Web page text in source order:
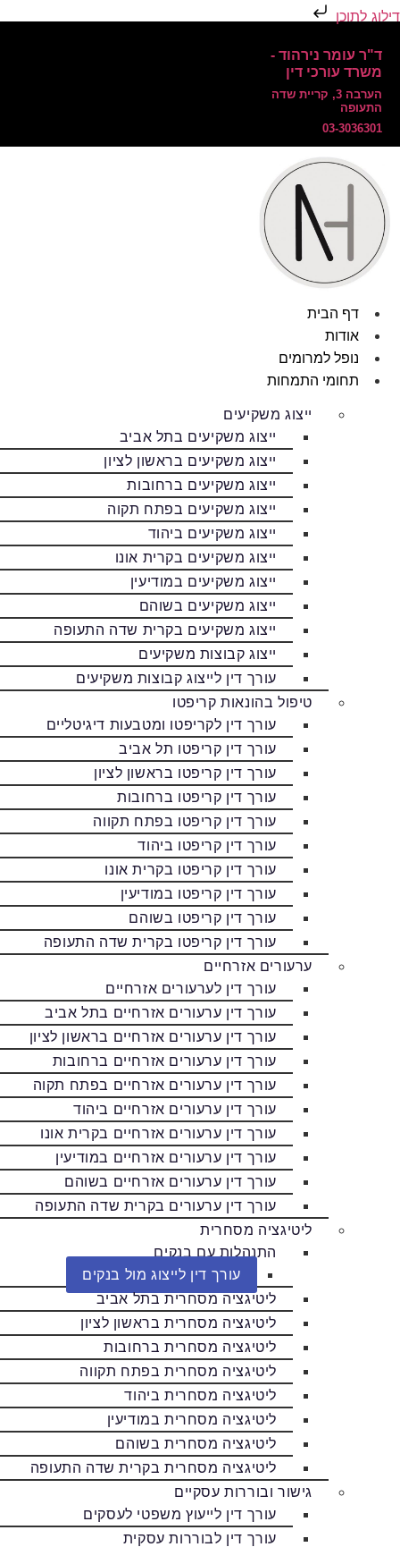
דילוג לתוכן
ד"ר עומר נירהוד -
משרד עורכי דין
הערבה 3, קריית שדה
התעופה
03-3036301
דף הבית
אודות
נופל למרומים
תחומי התמחות
ייצוג משקיעים
ייצוג משקיעים בתל אביב
ייצוג משקיעים בראשון לציון
ייצוג משקיעים ברחובות
ייצוג משקיעים בפתח תקוה
ייצוג משקיעים ביהוד
ייצוג משקיעים בקרית אונו
ייצוג משקיעים במודיעין
ייצוג משקיעים בשוהם
ייצוג משקיעים בקרית שדה התעופה
ייצוג קבוצות משקיעים
עורך דין לייצוג קבוצות משקיעים
טיפול בהונאות קריפטו
עורך דין לקריפטו ומטבעות דיגיטליים
עורך דין קריפטו תל אביב
עורך דין קריפטו בראשון לציון
עורך דין קריפטו ברחובות
עורך דין קריפטו בפתח תקווה
עורך דין קריפטו ביהוד
עורך דין קריפטו בקרית אונו
עורך דין קריפטו במודיעין
עורך דין קריפטו בשוהם
עורך דין קריפטו בקרית שדה התעופה
ערעורים אזרחיים
עורך דין לערעורים אזרחיים
עורך דין ערעורים אזרחיים בתל אביב
עורך דין ערעורים אזרחיים בראשון לציון
עורך דין ערעורים אזרחיים ברחובות
עורך דין ערעורים אזרחיים בפתח תקוה
עורך דין ערעורים אזרחיים ביהוד
עורך דין ערעורים אזרחיים בקרית אונו
עורך דין ערעורים אזרחיים במודיעין
עורך דין ערעורים אזרחיים בשוהם
עורך דין ערעורים בקרית שדה התעופה
ליטיגציה מסחרית
התנהלות עם בנקים
עורך דין לייצוג מול בנקים
ליטיגציה מסחרית בתל אביב
ליטיגציה מסחרית בראשון לציון
ליטיגציה מסחרית ברחובות
ליטיגציה מסחרית בפתח תקווה
ליטיגציה מסחרית ביהוד
ליטיגציה מסחרית במודיעין
ליטיגציה מסחרית בשוהם
ליטיגציה מסחרית בקרית שדה התעופה
גישור ובוררות עסקיים
עורך דין לייעוץ משפטי לעסקים
עורך דין לבוררות עסקית